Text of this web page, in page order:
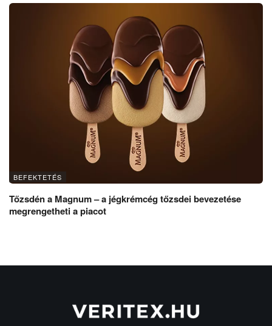
BEFEKTETÉS
Tőzsdén a Magnum – a jégkrémcég tőzsdei bevezetése
megrengetheti a piacot